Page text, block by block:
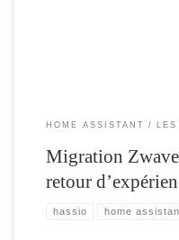
HOME ASSISTANT
Migration
retour
hassio home